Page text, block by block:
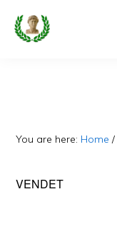
Skip
Faqe
Dedikuar
You are here: Home /
VENDET